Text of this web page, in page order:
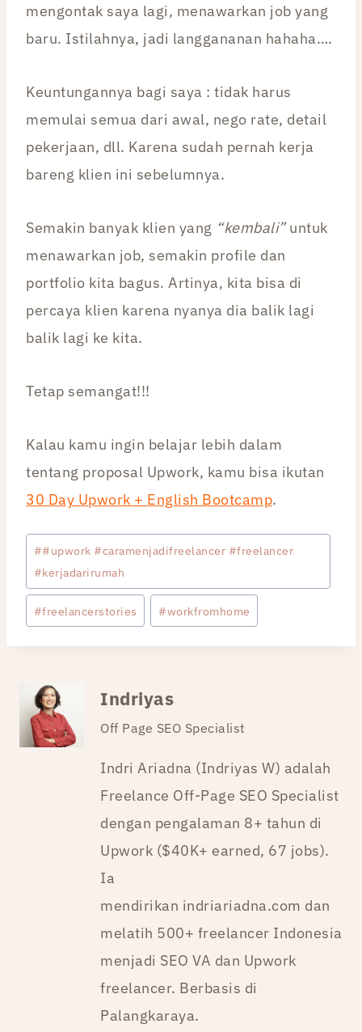
mengontak saya lagi, menawarkan job yang
baru. Istilahnya, jadi langgananan hahaha….
Keuntungannya bagi saya : tidak harus
memulai semua dari awal, nego rate, detail
pekerjaan, dll. Karena sudah pernah kerja
bareng klien ini sebelumnya.
Semakin banyak klien yang “kembali”untuk
menawarkan job, semakin profile dan
portfolio kita bagus. Artinya, kita bisa di
percaya klien karena nyanya dia balik lagi
balik lagi ke kita.
Tetap semangat!!!
Kalau kamu ingin belajar lebih dalam
tentang proposal Upwork, kamu bisa ikutan
30 Day Upwork + English Bootcamp.
Post
Tags:
##upwork #caramenjadifreelancer #freelancer
#kerjadarirumah
#freelancerstories #workfromhome
Indriyas
Off Page SEO Specialist
Indri Ariadna (Indriyas W) adalah
Freelance Off-Page SEO Specialist
dengan pengalaman 8+ tahun di
Upwork ($40K+ earned, 67 jobs).
Ia
mendirikan indriariadna.com dan
melatih 500+ freelancer Indonesia
menjadi SEO VA dan Upwork
freelancer. Berbasis di
Palangkaraya.